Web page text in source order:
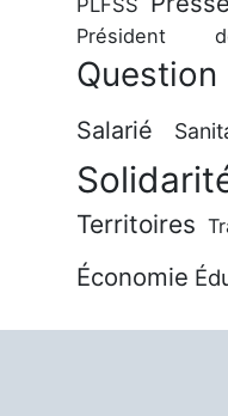
Président
Question
Salarié
Territoires
Économie